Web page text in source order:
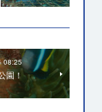
08:25
園！